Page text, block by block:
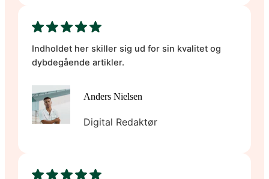
Indholdet her skiller sig ud for sin kvalitet og
dybdegående artikler.
Anders Nielsen
Digital Redaktør